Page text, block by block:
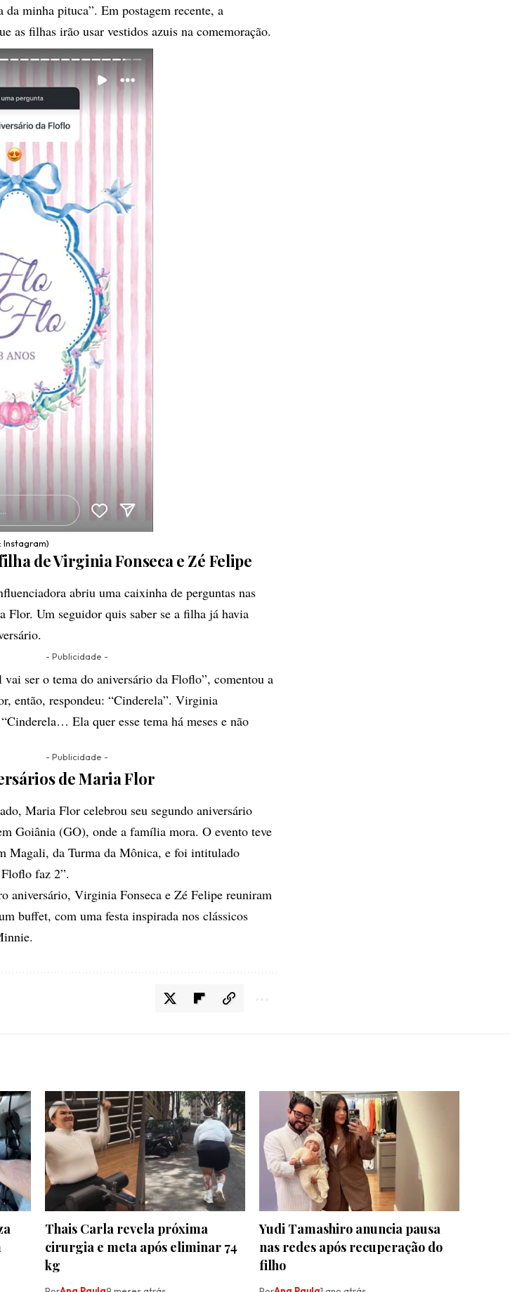
minha pituca”. Em postagem recente, a
as filhas irão usar vestidos azuis na comemoração.
de Virginia Fonseca e Zé Felipe
abriu uma caixinha de perguntas nas
Flor. Um seguidor quis saber se a filha já havia
- Publicidade -
vai ser o tema do aniversário da Floflo”, comentou a
então, respondeu: “Cinderela”. Virginia
Ela quer esse tema há meses e não
- Publicidade -
de Maria Flor
Maria Flor celebrou seu segundo aniversário
Goiânia (GO), onde a família mora. O evento teve
Magali, da Turma da Mônica, e foi intitulado
faz 2”.
aniversário, Virginia Fonseca e Zé Felipe reuniram
buffet, com uma festa inspirada nos clássicos
Thais Carla revela próxima
cirurgia e meta após eliminar 74
kg
Yudi Tamashiro anuncia pausa
nas redes após recuperação do
filho